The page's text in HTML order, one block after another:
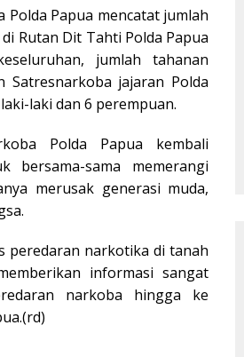
Papua mencatat jumlah
Rutan Dit Tahti Polda Papua
jumlah tahanan
jajaran Polda
laki dan 6 perempuan.
Polda Papua kembali
bersama-sama memerangi
merusak generasi muda,
peredaran narkotika di tanah
informasi sangat
narkoba hingga ke